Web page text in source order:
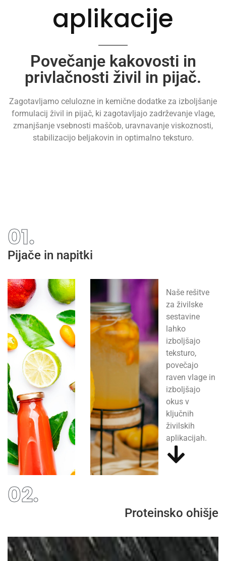
aplikacije
Povečanje kakovosti in
privlačnosti živil in pijač.
Zagotavljamo celulozne in kemične dodatke za izboljšanje
formulacij živil in pijač, ki zagotavljajo zadrževanje vlage,
zmanjšanje vsebnosti maščob, uravnavanje viskoznosti,
stabilizacijo beljakovin in optimalno teksturo.
01.
Pijače in napitki
Naše rešitve
za živilske
sestavine
lahko
izboljšajo
teksturo,
povečajo
raven vlage in
izboljšajo
okus v
ključnih
živilskih
aplikacijah.
02.
Proteinsko ohišje